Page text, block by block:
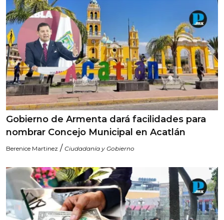
Gobierno de Armenta dará facilidades para
nombrar Concejo Municipal en Acatlán
Berenice Martinez / Ciudadanía y Gobierno